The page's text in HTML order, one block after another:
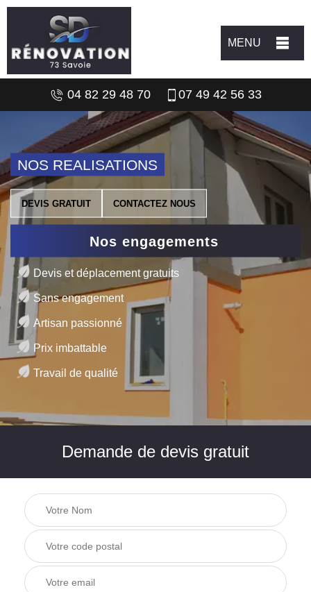
MENU
04 82 29 48 70 07 49 42 56 33
NOS REALISATIONS
DEVIS GRATUIT CONTACTEZ NOUS
Nos engagements
Devis et déplacement gratuits
Sans engagement
Artisan passionné
Prix imbattable
Travail de qualité
Demande de devis gratuit